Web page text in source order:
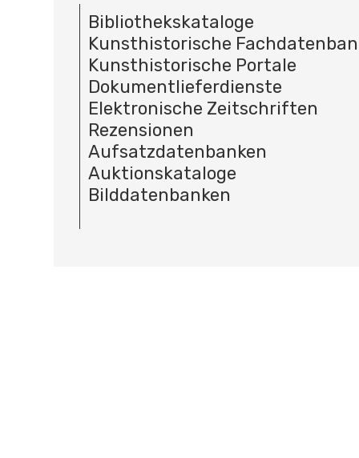
Bibliothekskataloge
Kunsthistorische
Kunsthistorische Portale
Dokumentlieferdienste
Elektronische Zeitschriften
Rezensionen
Aufsatzdatenbanken
Auktionskataloge
Bilddatenbanken